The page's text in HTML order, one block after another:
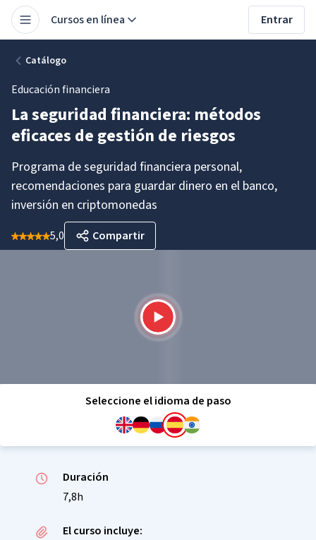
Cursos en línea Entrar
Catálogo
Educación financiera
La seguridad financiera: métodos
eficaces de gestión de riesgos
Programa de seguridad financiera personal,
recomendaciones para guardar dinero en el banco,
inversión en criptomonedas
5,0 Compartir
Seleccione el idioma de paso
Duración
7,8h
El curso incluye: